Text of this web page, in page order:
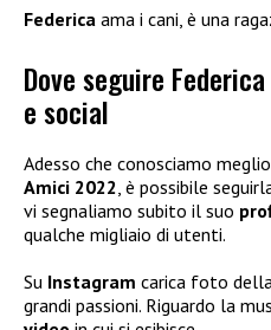
Federica ama i cani, è una
Dove seguire
e social
Adesso che conosciamo meglio
Amici 2022, è possibile
vi segnaliamo subito il suo
qualche migliaio di utenti.
Su Instagram carica foto
grandi passioni. Riguardo la